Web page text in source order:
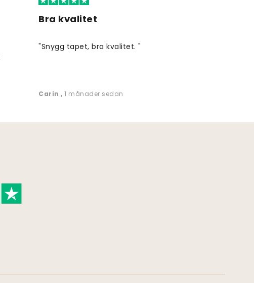
Bra kvalitet
"Snygg tapet, bra kvalitet. "
Carin, 1 månader sedan